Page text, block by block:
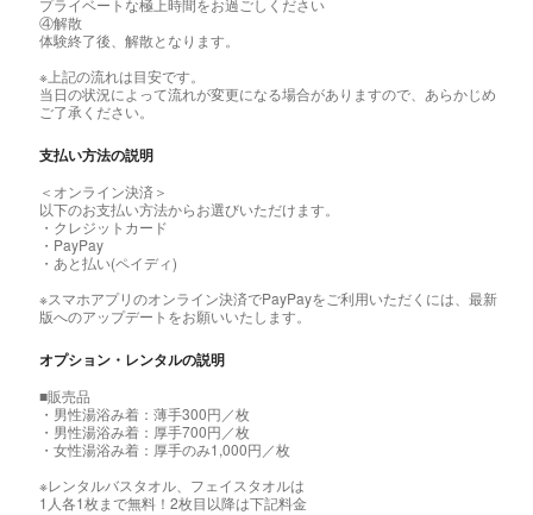
プライベートな極上時間をお過ごしください
④解散
体験終了後、解散となります。
※上記の流れは目安です。
当日の状況によって流れが変更になる場合がありますので、あらかじめ
ご了承ください。
支払い方法の説明
＜オンライン決済＞
以下のお支払い方法からお選びいただけます。
・クレジットカード
・PayPay
・あと払い(ペイディ)
※スマホアプリのオンライン決済でPayPayをご利用いただくには、最新
版へのアップデートをお願いいたします。
オプション・レンタルの説明
■販売品
・男性湯浴み着：薄手300円／枚
・男性湯浴み着：厚手700円／枚
・女性湯浴み着：厚手のみ1,000円／枚
※レンタルバスタオル、フェイスタオルは
1人各1枚まで無料！2枚目以降は下記料金